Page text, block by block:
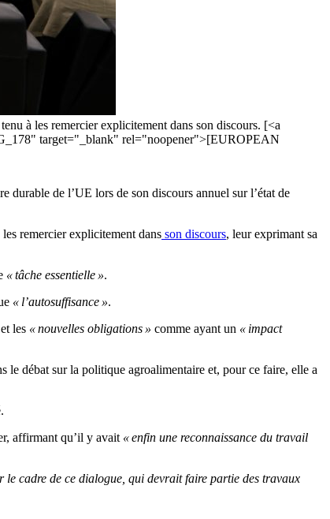
à les remercier explicitement dans son discours. [<a
target="_blank" rel="noopener">[EUROPEAN
durable de l’UE lors de son discours annuel sur l’état de
remercier explicitement dans son discours, leur exprimant sa
« tâche essentielle ».
« l’autosuffisance ».
les « nouvelles obligations » comme ayant un « impact
le débat sur la politique agroalimentaire et, pour ce faire, elle a
affirmant qu’il y avait « enfin une reconnaissance du travail
le cadre de ce dialogue, qui devrait faire partie des travaux